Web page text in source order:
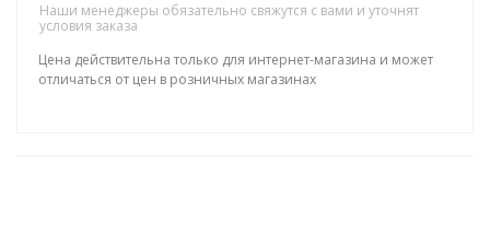
Наши менеджеры обязательно свяжутся с вами и уточнят
условия заказа
Цена действительна только для интернет-магазина и может
отличаться от цен в розничных магазинах